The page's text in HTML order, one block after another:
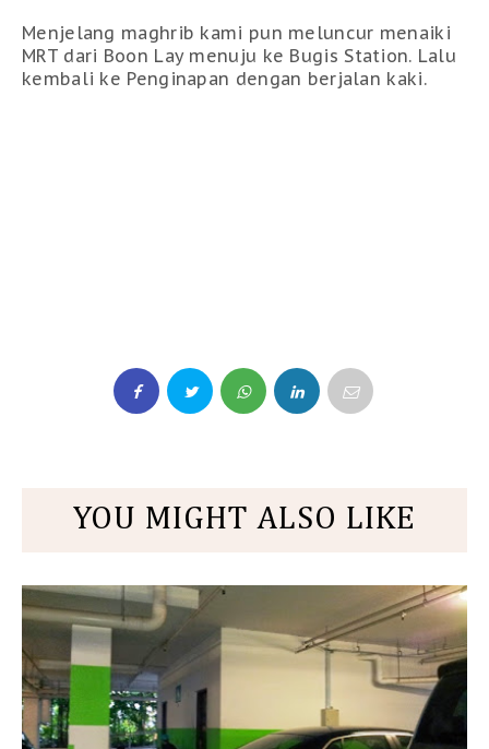
Menjelang maghrib kami pun meluncur menaiki
MRT dari Boon Lay menuju ke Bugis Station. Lalu
kembali ke Penginapan dengan berjalan kaki.
YOU MIGHT ALSO LIKE